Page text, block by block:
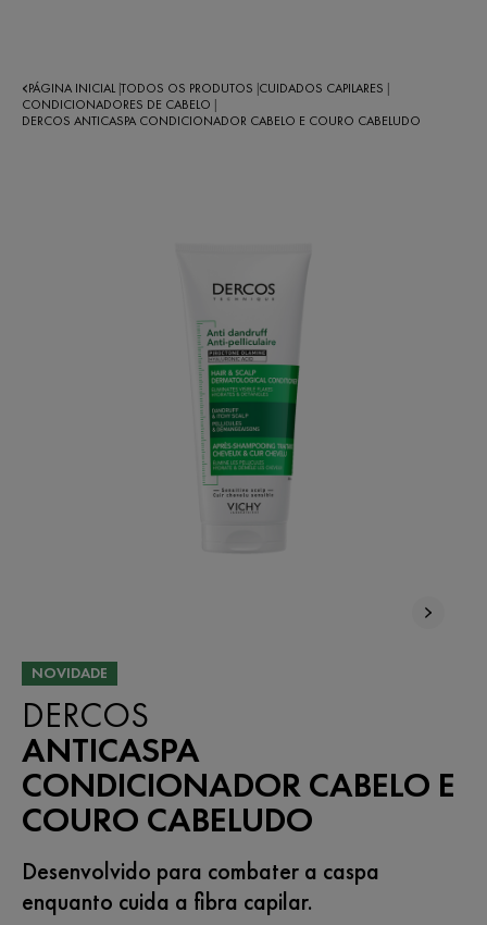
PÁGINA INICIAL TODOS OS PRODUTOS CUIDADOS CAPILARES
CONDICIONADORES DE CABELO
DERCOS ANTICASPA CONDICIONADOR CABELO E COURO CABELUDO
NOVIDADE
DERCOS
ANTICASPA
CONDICIONADOR CABELO E
COURO CABELUDO
Desenvolvido para combater a caspa
enquanto cuida a fibra capilar.